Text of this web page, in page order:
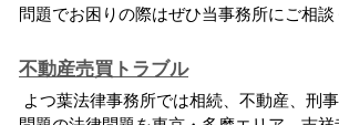
問題でお困りの際はぜひ当事務所にご相談
不動産売買トラブル
よつ葉法律事務所では相続、不動産、刑事